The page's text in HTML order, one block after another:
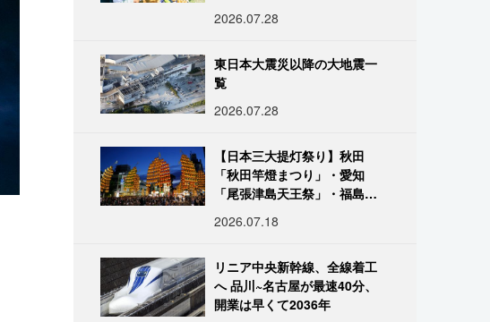
Русский
2026.07.28
東日本大震災以降の大地震一
覧
2026.07.28
【日本三大提灯祭り】秋田
「秋田竿燈まつり」・愛知
「尾張津島天王祭」・福島
だしい灯火が夜空を照らす光
2026.07.18
リニア中央新幹線、全線着工
へ 品川~名古屋が最速40分、
開業は早くて2036年